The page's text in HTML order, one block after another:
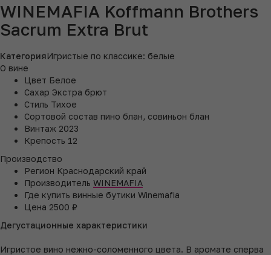
WINEMAFIA Koffmann Brothers
Sacrum Extra Brut
КатегорияИгристые по классике: белые
О вине
Цвет Белое
Сахар Экстра брют
Стиль Тихое
Сортовой состав пино блан, совиньон блан
Винтаж 2023
Крепость 12
Производство
Регион Краснодарский край
Производитель WINEMAFIA
Где купить винные бутики Winemafia
Цена 2500 ₽
Дегустационные характеристики
Игристое вино нежно-соломенного цвета. В аромате сперва